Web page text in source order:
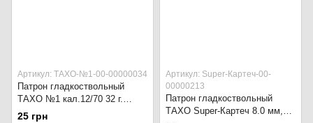
Артикул: ТАХО-№1-00-00000034
Патрон гладкоствольный
ТАХО №1 кал.12/70 32 г.
Красный
25 грн
Артикул: Super-Картеч-00-
00000213
Патрон гладкоствольный
ТАХО Super-Картеч 8.0 мм,